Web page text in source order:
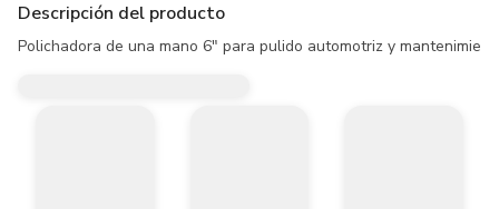
Descripción del producto
Polichadora de una mano 6" para pulido automotriz y